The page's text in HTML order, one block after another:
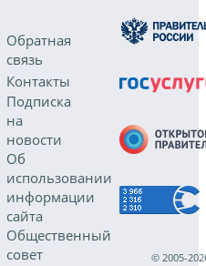
Обратная
связь
Контакты
Подписка
на
новости
Об
использовании
информации
сайта
Общественный
совет
© 2005-